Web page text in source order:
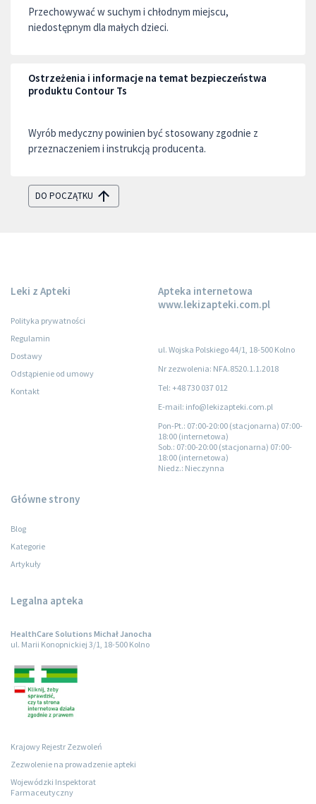
Przechowywać w suchym i chłodnym miejscu,
niedostępnym dla małych dzieci.
Ostrzeżenia i informacje na temat bezpieczeństwa
produktu Contour Ts
Wyrób medyczny powinien być stosowany zgodnie z
przeznaczeniem i instrukcją producenta.
DO POCZĄTKU
Leki z Apteki
Polityka prywatności
Regulamin
Dostawy
Odstąpienie od umowy
Kontakt
Apteka internetowa
www.lekizapteki.com.pl
ul. Wojska Polskiego 44/1, 18-500 Kolno
Nr zezwolenia: NFA.8520.1.1.2018
Tel: +48 730 037 012
E-mail: info@lekizapteki.com.pl
Pon-Pt.: 07:00-20:00 (stacjonarna) 07:00-
18:00 (internetowa)
Sob.: 07:00-20:00 (stacjonarna) 07:00-
18:00 (internetowa)
Niedz.: Nieczynna
Główne strony
Blog
Kategorie
Artykuły
Legalna apteka
HealthCare Solutions Michał Janocha
ul. Marii Konopnickiej 3/1, 18-500 Kolno
Krajowy Rejestr Zezwoleń
Zezwolenie na prowadzenie apteki
Wojewódzki Inspektorat
Farmaceutyczny